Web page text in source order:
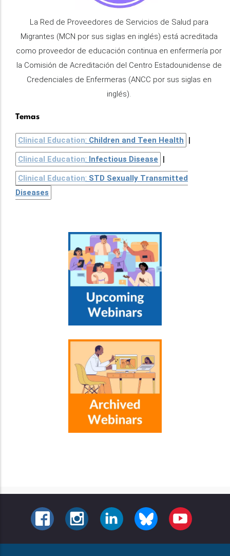
La Red de Proveedores de Servicios de Salud para
Migrantes (MCN por sus siglas en inglés) está acreditada
como proveedor de educación continua en enfermería por
la Comisión de Acreditación del Centro Estadounidense de
Credenciales de Enfermeras (ANCC por sus siglas en
inglés).
Temas
Clinical Education: Children and Teen Health
Clinical Education: Infectious Disease
Clinical Education: STD Sexually Transmitted
Diseases
FACEBOOKINSTAGRAMLINKEDINBLUESKY YOUTUBE